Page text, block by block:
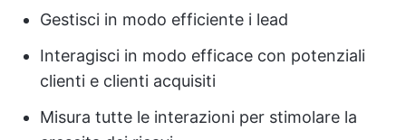
Gestisci in modo efficiente i lead
Interagisci in modo efficace con potenziali
clienti e clienti acquisiti
Misura tutte le interazioni per stimolare la